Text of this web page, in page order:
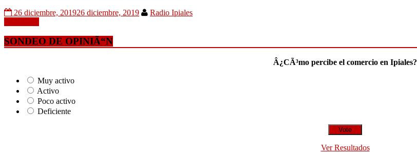
26 diciembre, 201926 diciembre, 2019
Radio Ipiales
SONDEO DE OPINIÃ“N
Â¿CÃ³mo percibe el comercio en Ipiales?
Muy activo
Activo
Poco activo
Deficiente
Ver Resultados